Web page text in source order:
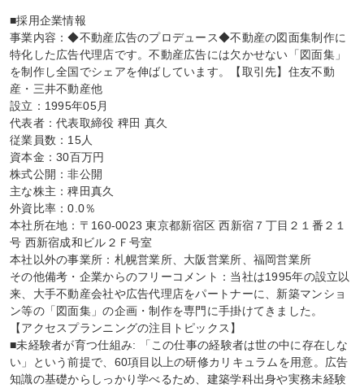
■採用企業情報
事業内容：◆不動産広告のプロデュース◆不動産の図面集制作に
特化した広告代理店です。不動産広告には欠かせない「図面集」
を制作し全国でシェアを伸ばしています。【取引先】住友不動
産・三井不動産他
設立：1995年05月
代表者：代表取締役 稗田 真久
従業員数：15人
資本金：30百万円
株式公開：非公開
主な株主：稗田真久
外資比率：0.0％
本社所在地：〒160-0023 東京都新宿区 西新宿７丁目２１番２１
号 西新宿成和ビル２Ｆ号室
本社以外の事業所：札幌営業所、大阪営業所、福岡営業所
その他備考・企業からのフリーコメント：当社は1995年の設立以
来、大手不動産会社や広告代理店をパートナーに、新築マンショ
ン等の「図面集」の企画・制作を専門に手掛けてきました。
【アクセスプランニングの注目トピックス】
■未経験者が育つ仕組み: 「この仕事の経験者は世の中に存在しな
い」という前提で、60項目以上の研修カリキュラムを用意。広告
知識の基礎からしっかり学べるため、建築学科出身や実務未経験